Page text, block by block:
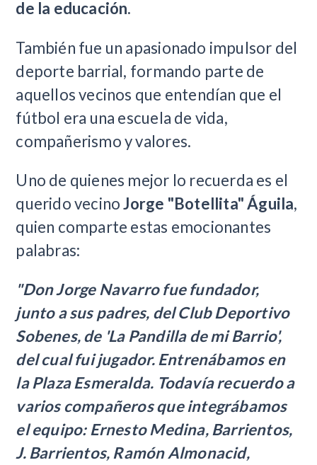
de la educación.
También fue un apasionado impulsor del
deporte barrial, formando parte de
aquellos vecinos que entendían que el
fútbol era una escuela de vida,
compañerismo y valores.
Uno de quienes mejor lo recuerda es el
querido vecinoJorge "Botellita" Águila,
quien comparte estas emocionantes
palabras:
"Don Jorge Navarro fue fundador,
junto a sus padres, del Club Deportivo
Sobenes, de 'La Pandilla de mi Barrio',
del cual fui jugador. Entrenábamos en
la Plaza Esmeralda. Todavía recuerdo a
varios compañeros que integrábamos
el equipo: Ernesto Medina, Barrientos,
J. Barrientos, Ramón Almonacid,